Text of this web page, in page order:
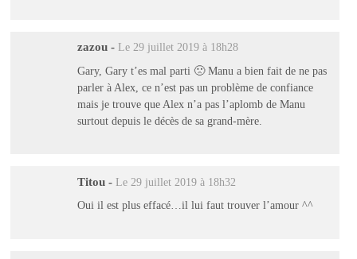
zazou - Le 29 juillet 2019 à 18h28
Gary, Gary t’es mal parti 🙁 Manu a bien fait de ne pas
parler à Alex, ce n’est pas un problème de confiance
mais je trouve que Alex n’a pas l’aplomb de Manu
surtout depuis le décès de sa grand-mère.
Titou - Le 29 juillet 2019 à 18h32
Oui il est plus effacé…il lui faut trouver l’amour ^^